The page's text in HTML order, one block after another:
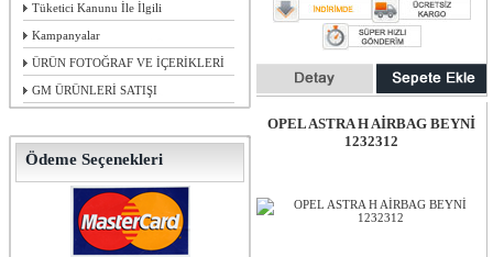
Tüketici Kanunu İle İlgili
Kampanyalar
ÜRÜN FOTOĞRAF VE İÇERİKLERİ
GM ÜRÜNLERİ SATIŞI
Ödeme Seçenekleri
OPEL ASTRA H AİRBAG BEYNİ
1232312